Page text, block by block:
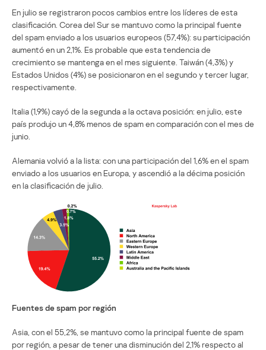
En julio se registraron pocos cambios entre los líderes de esta
clasificación. Corea del Sur se mantuvo como la principal fuente
del spam enviado a los usuarios europeos (57,4%): su participación
aumentó en un 2,1%. Es probable que esta tendencia de
crecimiento se mantenga en el mes siguiente. Taiwán (4,3%) y
Estados Unidos (4%) se posicionaron en el segundo y tercer lugar,
respectivamente.
Italia (1,9%) cayó de la segunda a la octava posición: en julio, este
país produjo un 4,8% menos de spam en comparación con el mes de
junio.
Alemania volvió a la lista: con una participación del 1,6% en el spam
enviado a los usuarios en Europa, y ascendió a la décima posición
en la clasificación de julio.
Fuentes de spam por región
Asia, con el 55,2%, se mantuvo como la principal fuente de spam
por región, a pesar de tener una disminución del 2,1% respecto al